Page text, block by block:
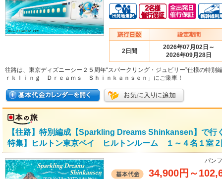
2日間
2026年07月02日～
2026年09月28日
往路は、東京ディズニーシー２５周年“スパークリング・ジュビリー”仕様の特別
ｒｋｌｉｎｇ Ｄｒｅａｍｓ Ｓｈｉｎｋａｎｓｅｎ」にご乗車！
【往路】特別編成【Sparkling Dreams Shinkansen】で行
特集】ヒルトン東京ベイ ヒルトンルーム １～４名１室 2
パン
34,900円 ～